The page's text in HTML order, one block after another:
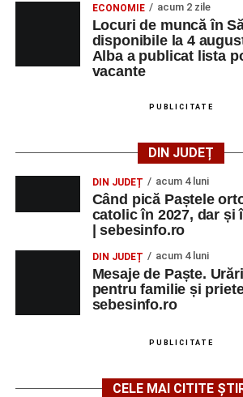
ECONOMIE acum 2 zile
Locuri de muncă în
disponibile la 4
Alba a publicat lista
vacante
PUBLICITATE
DIN JUDEȚ
DIN JUDEȚ acum 4 luni
Când pică Paștele
catolic în 2027, dar și
| sebesinfo.ro
DIN JUDEȚ acum 4 luni
Mesaje de Paște.
pentru familie și
sebesinfo.ro
PUBLICITATE
CELE MAI CITITE